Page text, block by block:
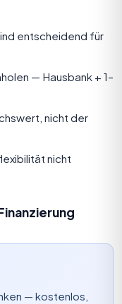
entscheidend für
— Hausbank + 1–
nicht der
nicht
— kostenlos,